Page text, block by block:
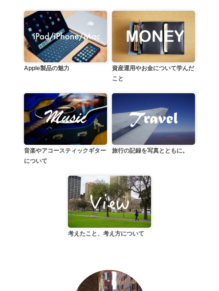
Apple製品の魅力
資産運用やお金について学んだ
こと
音楽やアコースティックギター
について
旅行の記録を写真とともに。
考えたこと、考え方について